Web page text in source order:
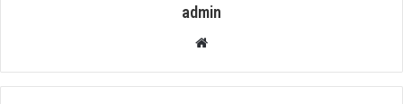
admin
Website